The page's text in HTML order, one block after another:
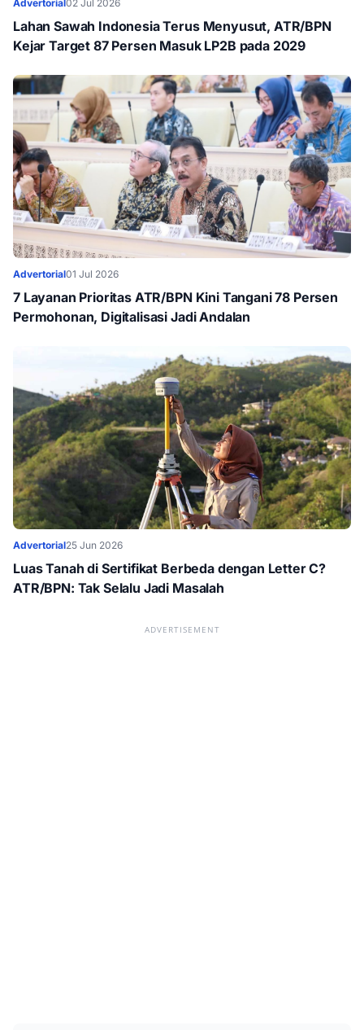
Advertorial02 Jul 2026
Lahan Sawah Indonesia Terus Menyusut, ATR/BPN
Kejar Target 87 Persen Masuk LP2B pada 2029
Advertorial01 Jul 2026
7 Layanan Prioritas ATR/BPN Kini Tangani 78 Persen
Permohonan, Digitalisasi Jadi Andalan
Advertorial25 Jun 2026
Luas Tanah di Sertifikat Berbeda dengan Letter C?
ATR/BPN: Tak Selalu Jadi Masalah
ADVERTISEMENT